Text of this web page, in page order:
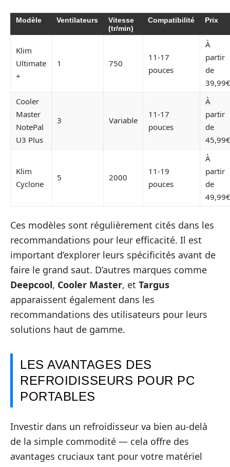
Modèle Ventilateurs
Vitesse
(tr/min)
Compatibilité Prix
Klim
Ultimate
+
1 750
11-17
pouces
À
partir
de
39,99€
Cooler
Master
NotePal
U3 Plus
3 Variable
11-17
pouces
À
partir
de
45,99€
Klim
Cyclone
5 2000
11-19
pouces
À
partir
de
49,99€
Ces modèles sont régulièrement cités dans les
recommandations pour leur efficacité. Il est
important d’explorer leurs spécificités avant de
faire le grand saut. D’autres marques comme
Deepcool, Cooler Master, et Targus
apparaissent également dans les
recommandations des utilisateurs pour leurs
solutions haut de gamme.
LES AVANTAGES DES
REFROIDISSEURS POUR PC
PORTABLES
Investir dans un refroidisseur va bien au-delà
de la simple commodité — cela offre des
avantages cruciaux tant pour votre matériel